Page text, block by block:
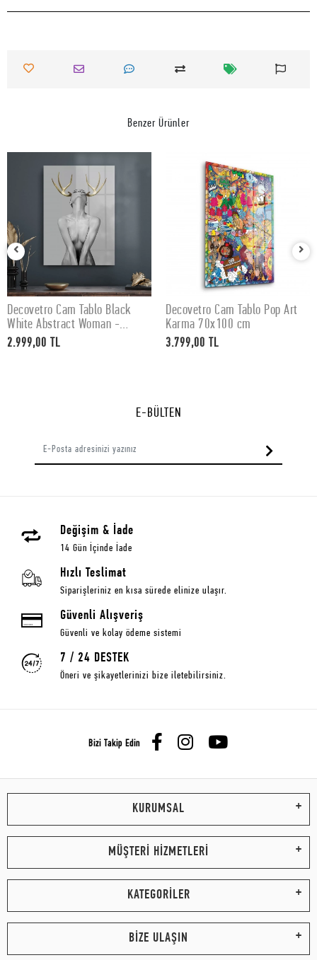
Benzer Ürünler
SEPETE EKLE
Decovetro Cam Tablo Black
White Abstract Woman -
50x70 cm
2.999,00 TL
SEPETE EKLE
Decovetro Cam Tablo Pop Art
Karma 70x100 cm
3.799,00 TL
E-BÜLTEN
Değişim & İade
14 Gün İçinde İade
Hızlı Teslimat
Siparişleriniz en kısa sürede elinize ulaşır.
Güvenli Alışveriş
Güvenli ve kolay ödeme sistemi
7 / 24 DESTEK
Öneri ve şikayetlerinizi bize iletebilirsiniz.
Bizi Takip Edin
KURUMSAL
MÜŞTERİ HİZMETLERİ
KATEGORİLER
BİZE ULAŞIN